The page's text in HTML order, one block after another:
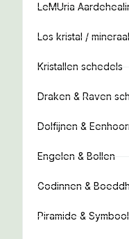
LeMUria
Los kristal / mineraal
Kristallen schedels
Draken & Raven
Dolfijnen &
Engelen & Bollen
Godinnen &
Piramide &